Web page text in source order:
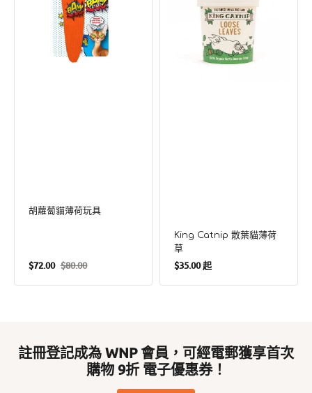
胡蘿蔔貓薄荷玩具
售
價
$72.00 定
價
$80.00
King Catnip 散葉貓薄荷
草
定
$35.00 起
註冊登記成為 WNP 會員，可經電郵獲享首次
購物 9折 電子優惠券！